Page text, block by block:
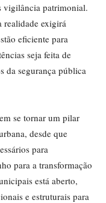
vigilância patrimonial.
realidade exigirá
eficiente para
seja feita de
da segurança pública
se tornar um pilar
desde que
para
para a transformação
está aberto,
e estruturais para